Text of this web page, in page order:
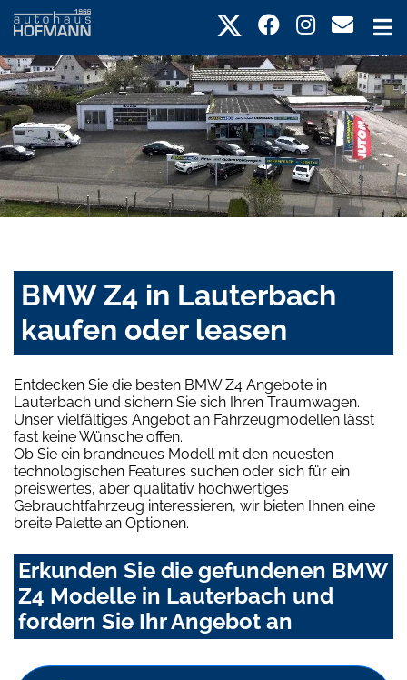
BMW Z4 in Lauterbach
kaufen oder leasen
Entdecken Sie die besten BMW Z4 Angebote in
Lauterbach und sichern Sie sich Ihren Traumwagen.
Unser vielfältiges Angebot an Fahrzeugmodellen lässt
fast keine Wünsche offen.
Ob Sie ein brandneues Modell mit den neuesten
technologischen Features suchen oder sich für ein
preiswertes, aber qualitativ hochwertiges
Gebrauchtfahrzeug interessieren, wir bieten Ihnen eine
breite Palette an Optionen.
Erkunden Sie die gefundenen BMW
Z4 Modelle in Lauterbach und
fordern Sie Ihr Angebot an